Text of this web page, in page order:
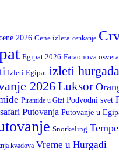
2026 Cene izleta cenkanje
Egipat 2026 Faraonova osveta
Izleti Egipat izleti hurgada
2026Luksor
Piramide u Gizi Podvodni svet
Putovanja Putovanje u
Snorkeling
kvadova Vreme u Hurgadi